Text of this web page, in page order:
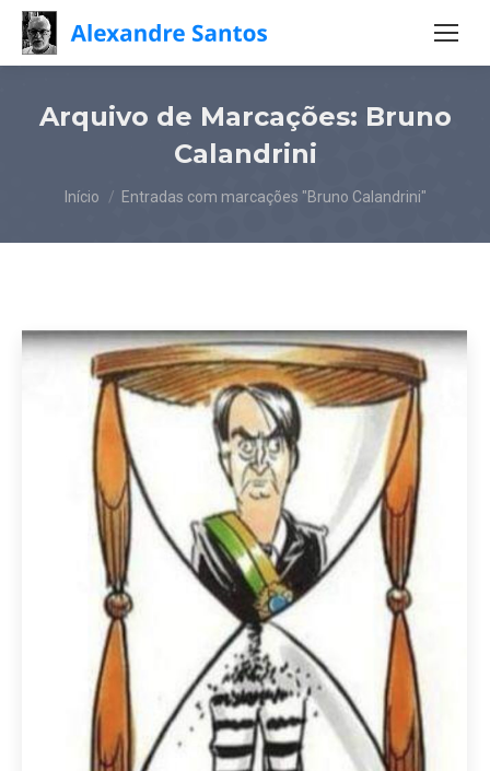
Arquivo de Marcações: Bruno
Calandrini
Você está aqui:
Início Entradas com marcações "Bruno Calandrini"